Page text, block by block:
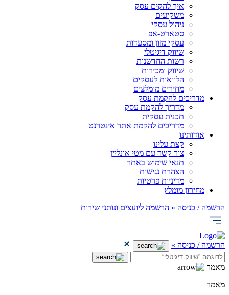
איך להקים עסק
משקיעים
ניהול עסקי
סטארט-אפ
עסקי מזון ומסעדות
שיווק דיגיטלי
רשות החדשנות
שיווק ומכירות
הלוואות לעסקים
מחירים מומלצים
מדריכים להקמת עסק
מדריך להקמת עסק
תכנית עסקית
מדריכים להקמת אתר אינטרנט
אודותינו
קצת עלינו
צור קשר עם מטי אונליין
תנאי שימוש באתר
הצהרת נגישות
מדיניות פרטיות
מחירון מומלץ
הרשמה / כניסה » הרשמה ליועצים ונותני שירות
הרשמה / כניסה »
מאמר
מאמר